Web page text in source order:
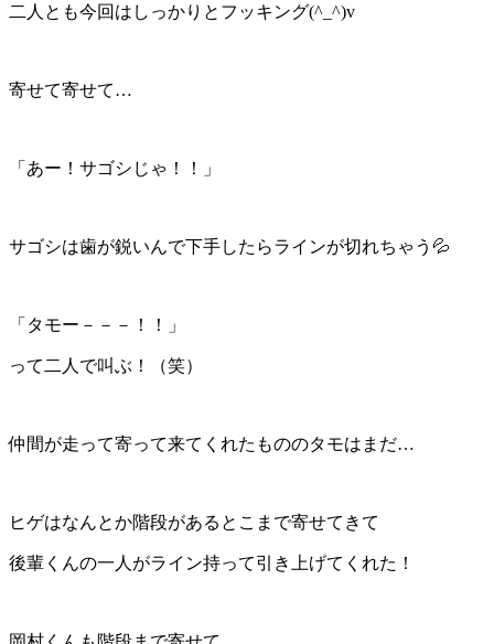
二人とも今回はしっかりとフッキング(^_^)v
寄せて寄せて…
「あー！サゴシじゃ！！」
サゴシは歯が鋭いんで下手したらラインが切れちゃう💦
「タモー－－－！！」
って二人で叫ぶ！（笑）
仲間が走って寄って来てくれたもののタモはまだ…
ヒゲはなんとか階段があるとこまで寄せてきて
後輩くんの一人がライン持って引き上げてくれた！